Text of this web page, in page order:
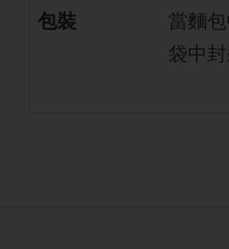
包裝 當麵
袋中